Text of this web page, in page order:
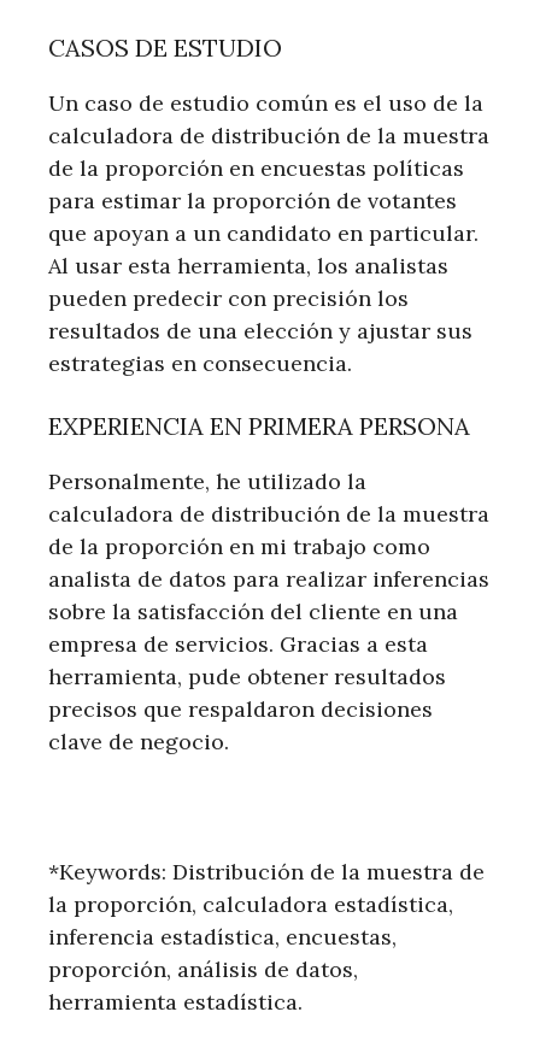
CASOS DE ESTUDIO
Un caso de estudio común es el uso de la
calculadora de distribución de la muestra
de la proporción en encuestas políticas
para estimar la proporción de votantes
que apoyan a un candidato en particular.
Al usar esta herramienta, los analistas
pueden predecir con precisión los
resultados de una elección y ajustar sus
estrategias en consecuencia.
EXPERIENCIA EN PRIMERA PERSONA
Personalmente, he utilizado la
calculadora de distribución de la muestra
de la proporción en mi trabajo como
analista de datos para realizar inferencias
sobre la satisfacción del cliente en una
empresa de servicios. Gracias a esta
herramienta, pude obtener resultados
precisos que respaldaron decisiones
clave de negocio.
*Keywords: Distribución de la muestra de
la proporción, calculadora estadística,
inferencia estadística, encuestas,
proporción, análisis de datos,
herramienta estadística.